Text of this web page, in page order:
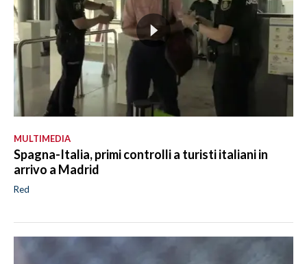
MULTIMEDIA
Spagna-Italia, primi controlli a turisti italiani in
arrivo a Madrid
Red